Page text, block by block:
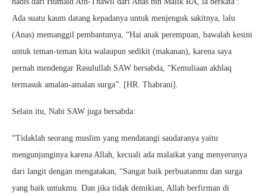
Ada suatu kaum datang kepadanya untuk menjenguk sakitnya, lalu
(Anas) memanggil pembantunya, “Hai anak perempuan, bawalah kesini
untuk teman-teman kita walaupun sedikit (makanan), karena saya
pernah mendengar Rasulullah SAW bersabda, “Kemuliaan akhlaq
termasuk amalan-amalan surga”. [HR. Thabrani].
Selain itu, Nabi SAW juga bersabda:
“Tidaklah seorang muslim yang mendatangi saudaranya yaitu
mengunjunginya karena Allah, kecuali ada malaikat yang menyerunya
dari langit dengan mengatakan, “Sangat baik perbuatanmu dan surga
yang baik untukmu. Dan jika tidak demikian, Allah berfirman di